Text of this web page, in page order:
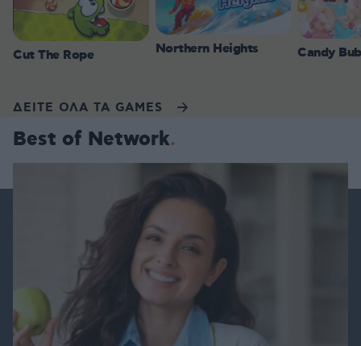
Cut The Rope Northern Heights Candy
ΔΕΙΤΕ ΟΛΑ ΤΑ GAMES
Best of Network